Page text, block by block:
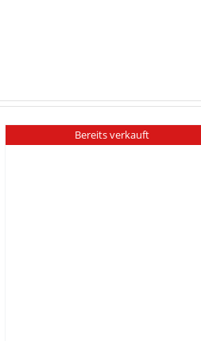
Bereits verkauft